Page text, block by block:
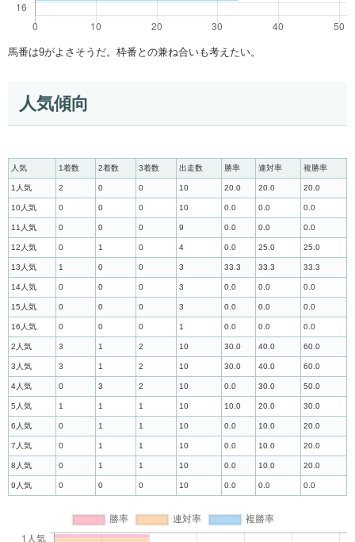
馬番は9がよさそうだ。枠番との兼ね合いも考えたい。
人気傾向
人気 1着数 2着数 3着数 出走数 勝率 連対率 複勝率
1人気 2 0 0 10 20.0 20.0 20.0
10人気 0 0 0 10 0.0 0.0 0.0
11人気 0 0 0 9 0.0 0.0 0.0
12人気 0 1 0 4 0.0 25.0 25.0
13人気 1 0 0 3 33.3 33.3 33.3
14人気 0 0 0 3 0.0 0.0 0.0
15人気 0 0 0 3 0.0 0.0 0.0
16人気 0 0 0 1 0.0 0.0 0.0
2人気 3 1 2 10 30.0 40.0 60.0
3人気 3 1 2 10 30.0 40.0 60.0
4人気 0 3 2 10 0.0 30.0 50.0
5人気 1 1 1 10 10.0 20.0 30.0
6人気 0 1 1 10 0.0 10.0 20.0
7人気 0 1 1 10 0.0 10.0 20.0
8人気 0 1 1 10 0.0 10.0 20.0
9人気 0 0 0 10 0.0 0.0 0.0